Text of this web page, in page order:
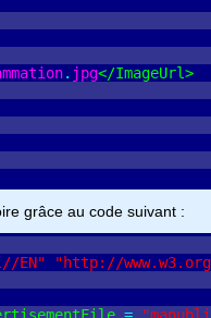
. jpg</ImageUrl>
grâce au code suivant :
EN" "http://